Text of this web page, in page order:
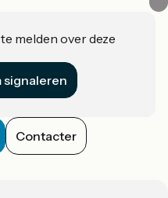
melden over deze
signaleren
Contacter